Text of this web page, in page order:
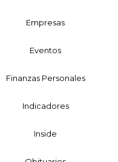
Empresas
Eventos
Finanzas Personales
Indicadores
Inside